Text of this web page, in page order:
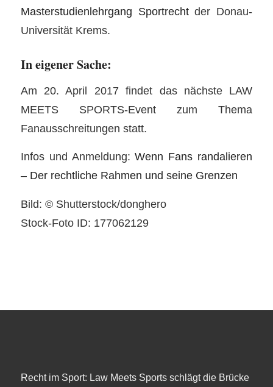
Masterstudienlehrgang Sportrechtder Donau-
Universität Krems.
In eigener Sache:
Am 20. April 2017 findet das nächste LAW
MEETS SPORTS-Event zum Thema
Fanausschreitungen statt.
Infos und Anmeldung:Wenn Fans randalieren
– Der rechtliche Rahmen und seine Grenzen
Bild: © Shutterstock/donghero
Stock-Foto ID: 177062129
Recht im Sport: Law Meets Sports schlägt die Brücke